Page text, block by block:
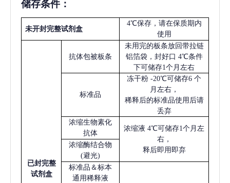
储存条件：
未开封完整试剂盒
4℃保存，请在保质期内
使用
已封完整
试剂盒
抗体包被板条
未用完的板条放回带拉链
铝箔袋，封好口 4℃条件
下可储存1个月左右
标准品
冻干粉 -20℃可储存6 个
月左右，
稀释后的标准品使用后请
丢弃
浓缩生物素化
抗体
浓缩液 4℃可储存1个月左
右，
释后即用即弃
浓缩酶结合物
(避光)
标准品＆标本
通用稀释液